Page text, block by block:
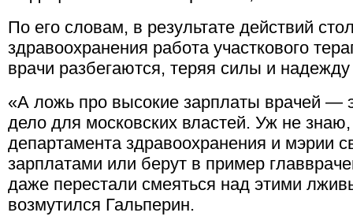
По его словам, в результате действий
здравоохранения работа участкового
врачи разбегаются, теряя силы и
«А ложь про высокие зарплаты врачей —
дело для московских властей. Уж не
департамента здравоохранения и мэрии
зарплатами или берут в пример
даже перестали смеяться над этими
возмутился Гальперин.